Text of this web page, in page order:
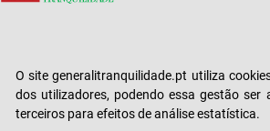
O site generalitranquilidade.pt utiliza
dos utilizadores, podendo essa gestão
terceiros para efeitos de análise estatística.